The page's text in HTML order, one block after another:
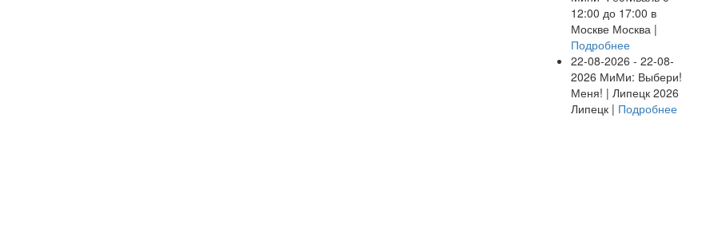
12:00 до 17:00 в
Москве Москва |
Подробнее
22-08-2026 - 22-08-
2026 МиМи: Выбери!
Меня! | Липецк 2026
Липецк | Подробнее